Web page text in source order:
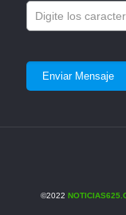
©2022